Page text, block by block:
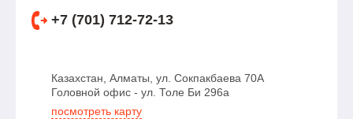
+7 (701) 712-72-13
Казахстан, Алматы, ул. Сокпакбаева 70А
Головной офис - ул. Толе Би 296а
посмотреть карту